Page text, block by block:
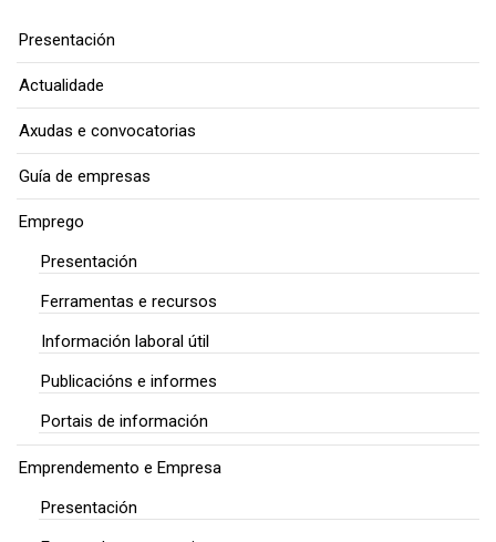
Presentación
Actualidade
Axudas e convocatorias
Guía de empresas
Emprego
Presentación
Ferramentas e recursos
Información laboral útil
Publicacións e informes
Portais de información
Emprendemento e Empresa
Presentación